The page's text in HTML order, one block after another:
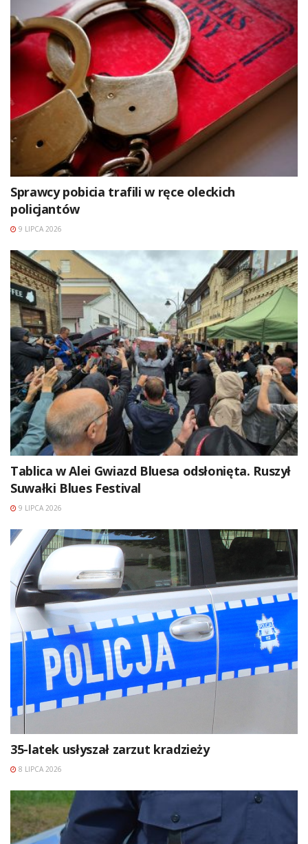
Sprawcy pobicia trafili w ręce oleckich
policjantów
9 LIPCA 2026
Tablica w Alei Gwiazd Bluesa odsłonięta. Ruszył
Suwałki Blues Festival
9 LIPCA 2026
35-latek usłyszał zarzut kradzieży
8 LIPCA 2026